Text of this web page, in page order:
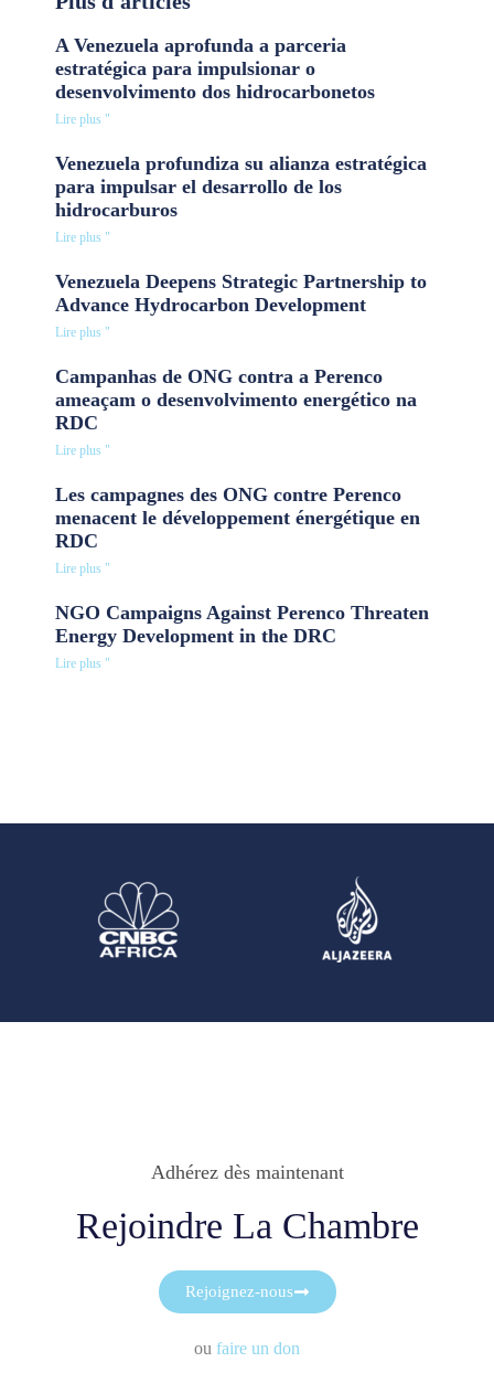
A Venezuela aprofunda a parceria
estratégica para impulsionar o
desenvolvimento dos hidrocarbonetos
Lire plus "
Venezuela profundiza su alianza estratégica
para impulsar el desarrollo de los
hidrocarburos
Lire plus "
Venezuela Deepens Strategic Partnership to
Advance Hydrocarbon Development
Lire plus "
Campanhas de ONG contra a Perenco
ameaçam o desenvolvimento energético na
RDC
Lire plus "
Les campagnes des ONG contre Perenco
menacent le développement énergétique en
RDC
Lire plus "
NGO Campaigns Against Perenco Threaten
Energy Development in the DRC
Lire plus "
Adhérez dès maintenant
Rejoindre La Chambre
Rejoignez-nous
ou faire un don